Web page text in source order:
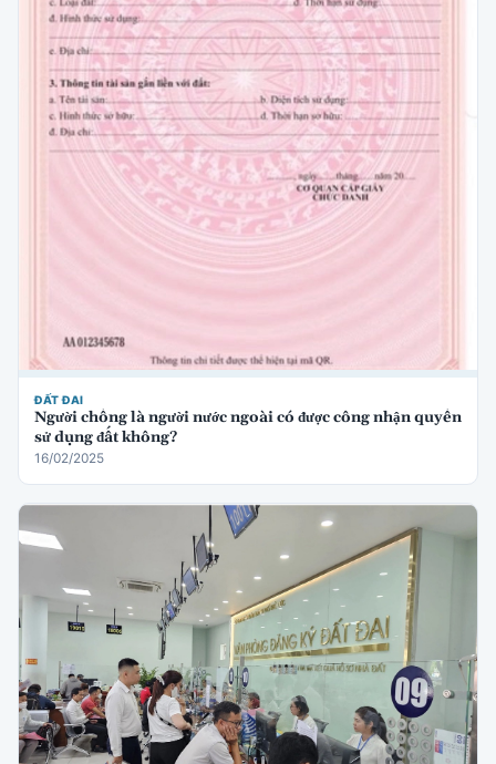
ĐẤT ĐAI
Người chồng là người nước ngoài có được công nhận quyền
sử dụng đất không?
16/02/2025